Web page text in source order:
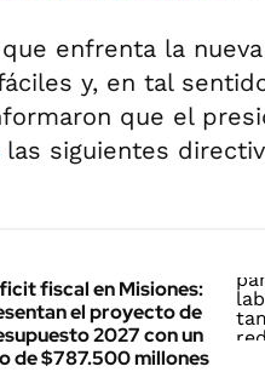
enfrenta la
y, en tal
que el
las siguientes
fiscal en Misiones:
el proyecto de
2027 con un
de $787.500 millones